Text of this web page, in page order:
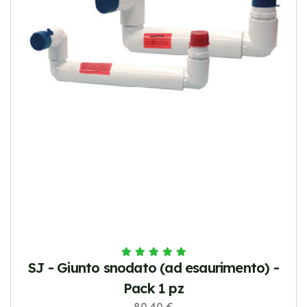
SJ - Giunto snodato (ad esaurimento) -
Pack 1 pz